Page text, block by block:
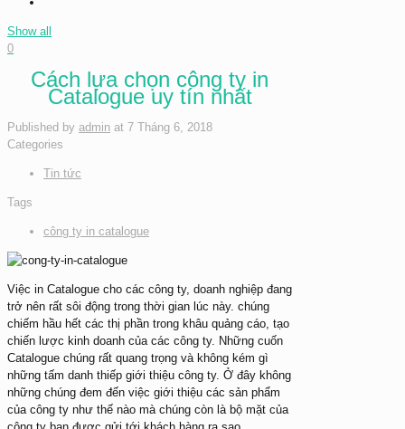
Show all
0
Cách lựa chọn công ty in
Catalogue uy tín nhất
Published by admin at 7 Tháng 6, 2018
Categories
Tin tức
Tags
công ty in catalogue
Việc in Catalogue cho các công ty, doanh nghiệp đang
trở nên rất sôi động trong thời gian lúc này. chúng
chiếm hầu hết các thị phần trong khâu quảng cáo, tạo
chiến lược kinh doanh của các công ty. Những cuốn
Catalogue chúng rất quang trọng và không kém gì
những tấm danh thiếp giới thiệu công ty. Ở đây không
những chúng đem đến việc giới thiệu các sản phẩm
của công ty như thế nào mà chúng còn là bộ mặt của